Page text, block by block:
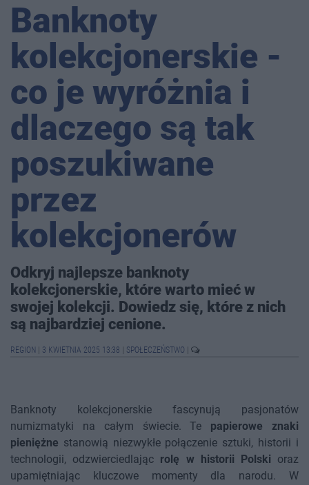
Banknoty
kolekcjonerskie -
co je wyróżnia i
dlaczego są tak
poszukiwane
przez
kolekcjonerów
Odkryj najlepsze banknoty
kolekcjonerskie, które warto mieć w
swojej kolekcji. Dowiedz się, które z nich
są najbardziej cenione.
REGION 3 KWIETNIA 2025 13:38 SPOŁECZEŃSTWO
Banknoty kolekcjonerskie fascynują pasjonatów
numizmatyki na całym świecie. Te papierowe znaki
pieniężne stanowią niezwykłe połączenie sztuki, historii i
technologii, odzwierciedlając rolę w historii Polski oraz
upamiętniając kluczowe momenty dla narodu. W